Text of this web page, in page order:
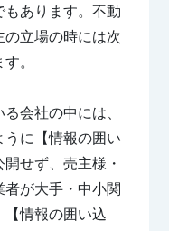
もあります。不動
の立場の時には次
。
会社の中には、
に【情報の囲い
せず、売主様・
が大手・中小関
【情報の囲い込